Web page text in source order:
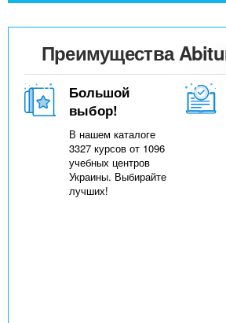
Преимущества
Большой
выбор!
В нашем каталоге
3327 курсов от 1096
учебных центров
Украины. Выбирайте
лучших!